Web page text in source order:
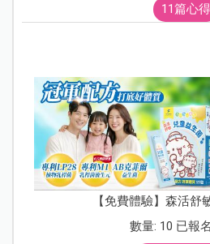
11篇心得
【免費體驗】森活舒
數量: 10 已報